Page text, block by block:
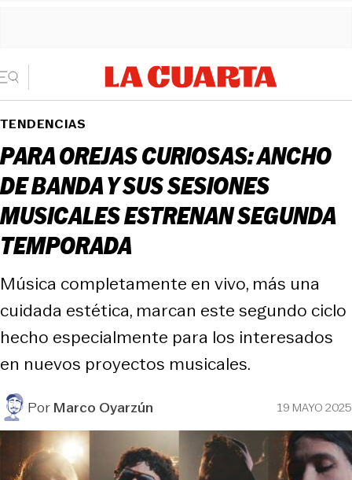
TENDENCIAS
PARA OREJAS CURIOSAS: ANCHO
DE BANDA Y SUS SESIONES
MUSICALES ESTRENAN SEGUNDA
TEMPORADA
Música completamente en vivo, más una
cuidada estética, marcan este segundo ciclo
hecho especialmente para los interesados
en nuevos proyectos musicales.
PorMarco Oyarzún 19 MAYO 2025